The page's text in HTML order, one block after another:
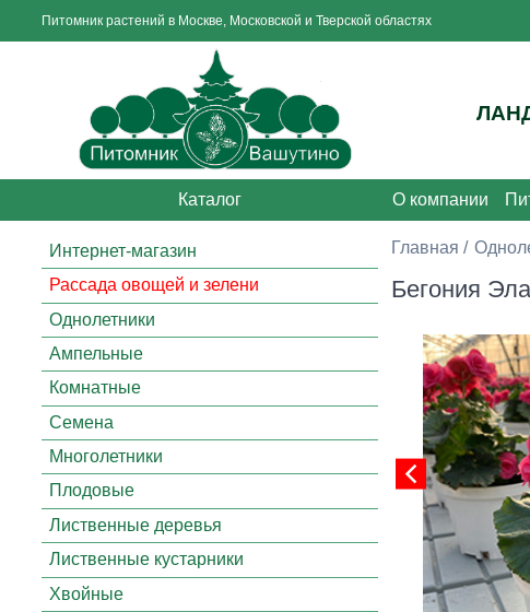
Питомник растений в Москве, Московской и Тверской областях
Каталог О компании
Интернет-магазин
Рассада овощей и зелени
Однолетники
Ампельные
Комнатные
Семена
Многолетники
Плодовые
Лиственные деревья
Лиственные кустарники
Хвойные
Главная
Бегония